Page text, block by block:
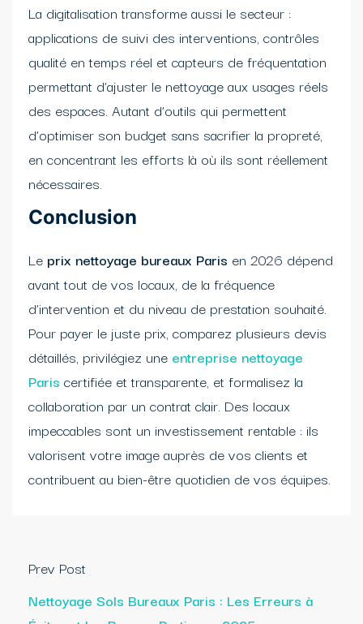
La digitalisation transforme aussi le secteur :
applications de suivi des interventions, contrôles
qualité en temps réel et capteurs de fréquentation
permettant d’ajuster le nettoyage aux usages réels
des espaces. Autant d’outils qui permettent
d’optimiser son budget sans sacrifier la propreté,
en concentrant les efforts là où ils sont réellement
nécessaires.
Conclusion
Le prix nettoyage bureaux Paris en 2026 dépend
avant tout de vos locaux, de la fréquence
d’intervention et du niveau de prestation souhaité.
Pour payer le juste prix, comparez plusieurs devis
détaillés, privilégiez une entreprise nettoyage
Paris certifiée et transparente, et formalisez la
collaboration par un contrat clair. Des locaux
impeccables sont un investissement rentable : ils
valorisent votre image auprès de vos clients et
contribuent au bien-être quotidien de vos équipes.
Prev Post
Nettoyage Sols Bureaux Paris : Les Erreurs à